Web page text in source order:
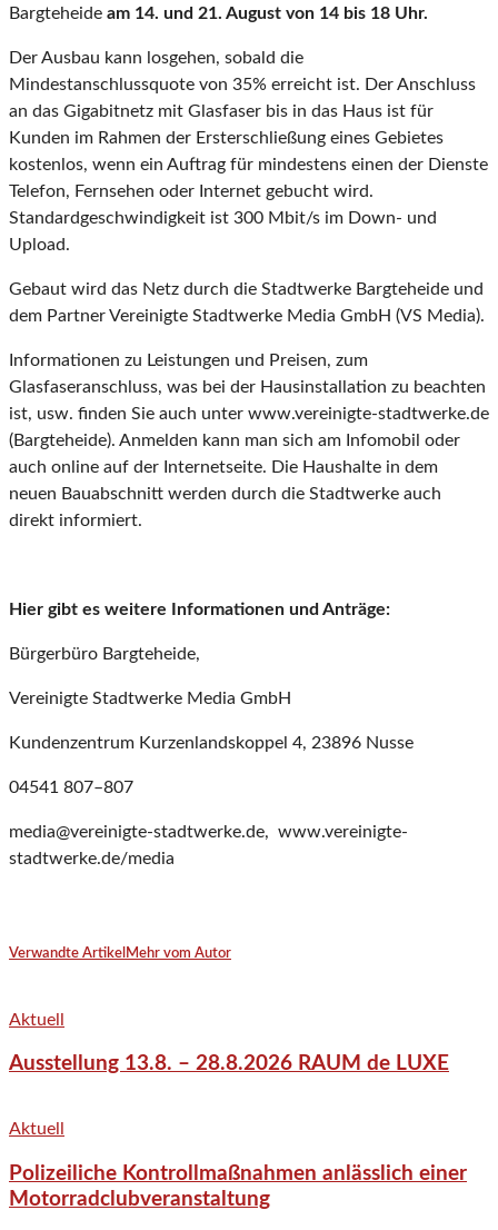
Bargteheide am 14. und 21. August von 14 bis 18 Uhr.
Der Ausbau kann losgehen, sobald die
Mindestanschlussquote von 35% erreicht ist. Der Anschluss
an das Gigabitnetz mit Glasfaser bis in das Haus ist für
Kunden im Rahmen der Ersterschließung eines Gebietes
kostenlos, wenn ein Auftrag für mindestens einen der Dienste
Telefon, Fernsehen oder Internet gebucht wird.
Standardgeschwindigkeit ist 300 Mbit/s im Down- und
Upload.
Gebaut wird das Netz durch die Stadtwerke Bargteheide und
dem Partner Vereinigte Stadtwerke Media GmbH (VS Media).
Informationen zu Leistungen und Preisen, zum
Glasfaseranschluss, was bei der Hausinstallation zu beachten
ist, usw. finden Sie auch unter www.vereinigte-stadtwerke.de
(Bargteheide). Anmelden kann man sich am Infomobil oder
auch online auf der Internetseite. Die Haushalte in dem
neuen Bauabschnitt werden durch die Stadtwerke auch
direkt informiert.
Hier gibt es weitere Informationen und Anträge:
Bürgerbüro Bargteheide,
Vereinigte Stadtwerke Media GmbH
Kundenzentrum Kurzenlandskoppel 4, 23896 Nusse
04541 807–807
media@vereinigte-stadtwerke.de, www.vereinigte-
stadtwerke.de/media
Verwandte Artikel Mehr vom Autor
Aktuell
Ausstellung 13.8. – 28.8.2026 RAUM de LUXE
Aktuell
Polizeiliche Kontrollmaßnahmen anlässlich einer
Motorradclubveranstaltung